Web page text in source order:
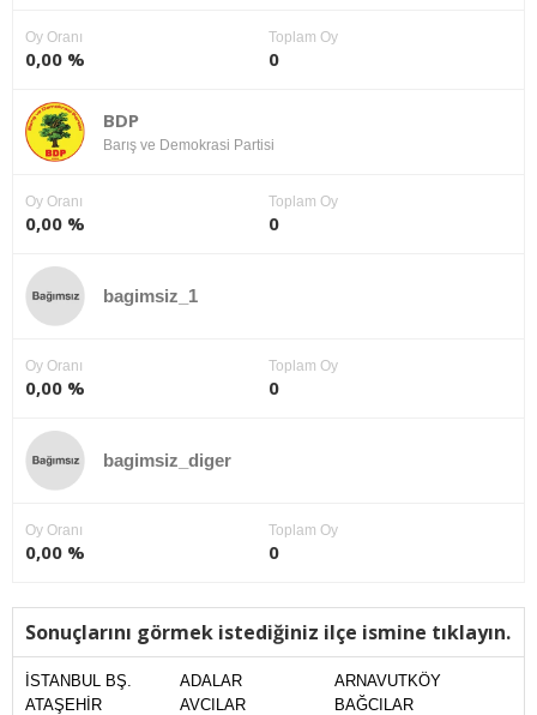
Oy Oranı
0,00 %
Toplam Oy
0
BDP
Barış ve Demokrasi Partisi
Oy Oranı
0,00 %
Toplam Oy
0
bagimsiz_1
Oy Oranı
0,00 %
Toplam Oy
0
bagimsiz_diger
Oy Oranı
0,00 %
Toplam Oy
0
Sonuçlarını görmek istediğiniz ilçe ismine tıklayın.
İSTANBUL BŞ. ADALAR
ARNAVUTKÖY
ATAŞEHİR
AVCILAR
BAĞCILAR